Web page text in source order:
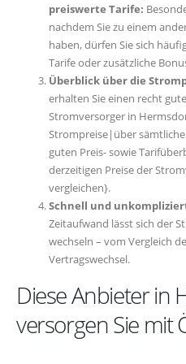
preiswerte Tarife:
nachdem Sie zu einem
haben, dürfen Sie sich
Tarife oder zusätzliche
Überblick über die
erhalten Sie einen recht
Stromversorger in
Strompreise|über
guten Preis- sowie
derzeitigen Preise der
vergleichen}.
Schnell und
Zeitaufwand lässt sich der
wechseln – vom Vergleich
Vertragswechsel.
Diese Anbieter in
versorgen Sie mit